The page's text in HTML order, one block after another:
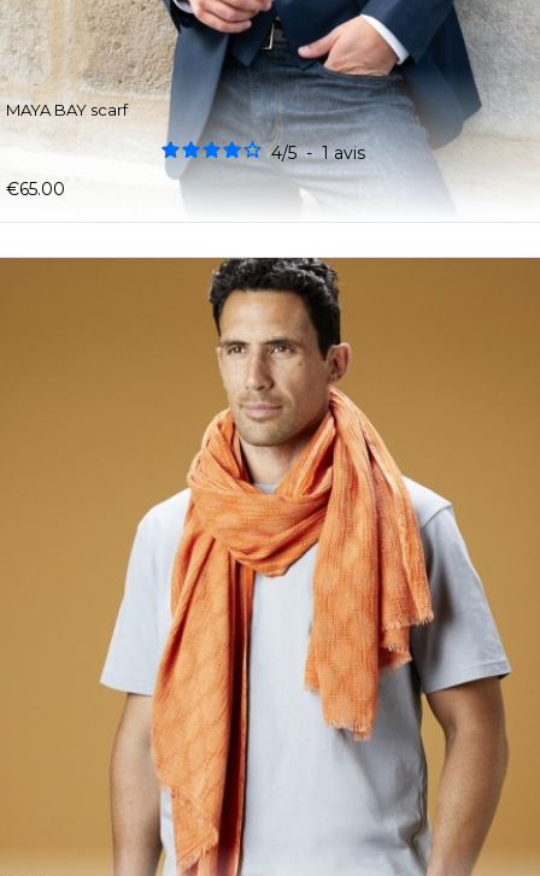
MAYA BAY scarf
4/5- 1avis
€65.00